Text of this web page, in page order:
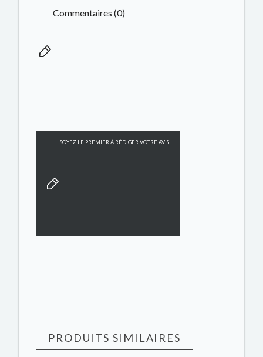
Commentaires (0)
SOYEZ LE PREMIER À RÉDIGER VOTRE AVIS
PRODUITS SIMILAIRES